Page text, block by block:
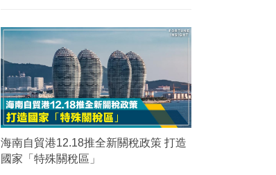
海南自貿港12.18推全新關稅政策 打造
國家「特殊關稅區」